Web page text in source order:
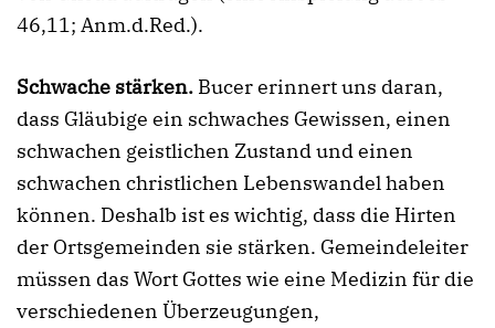
46,11; Anm.d.Red.).
Schwache stärken. Bucer erinnert uns daran,
dass Gläubige ein schwaches Gewissen, einen
schwachen geistlichen Zustand und einen
schwachen christlichen Lebenswandel haben
können. Deshalb ist es wichtig, dass die Hirten
der Ortsgemeinden sie stärken. Gemeindeleiter
müssen das Wort Gottes wie eine Medizin für die
verschiedenen Überzeugungen,